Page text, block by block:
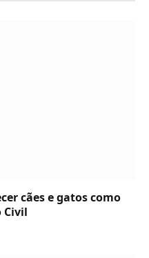
cães e gatos como
Civil